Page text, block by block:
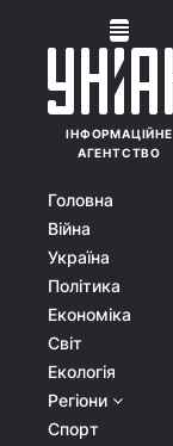
ІНФОРМАЦІЙНЕ
АГЕНТСТВО
Головна
Війна
Україна
Політика
Економіка
Світ
Екологія
Регіони
Спорт